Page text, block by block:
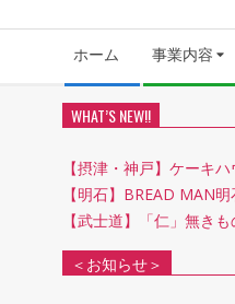
Navigation
Menu
ホーム 事業内容
WHAT’S NEW!!
【摂津・神戸】ケーキ
【明石】BREAD MAN明
【武士道】「仁」無き
＜お知らせ＞